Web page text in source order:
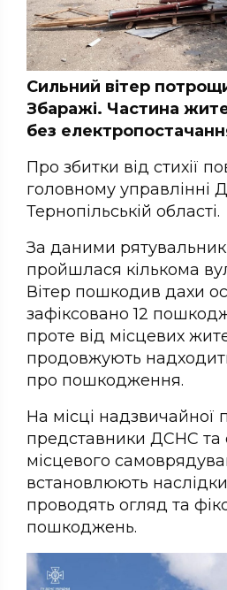
Сильний вітер
Збаражі. Частина
без
Про збитки від стихії
головному управлінні
Тернопільській області.
За даними
пройшлася кількома
Вітер пошкодив дахи
зафіксовано 12
проте від місцевих
продовжують
про пошкодження.
На місці надзвичайної
представники ДСНС та
місцевого
встановлюють наслідки
проводять огляд та
пошкоджень.